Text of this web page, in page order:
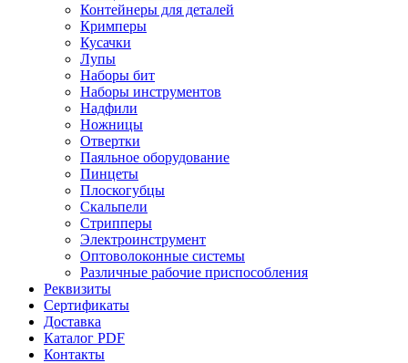
Контейнеры для деталей
Кримперы
Кусачки
Лупы
Наборы бит
Наборы инструментов
Надфили
Ножницы
Отвертки
Паяльное оборудование
Пинцеты
Плоскогубцы
Скальпели
Стрипперы
Электроинструмент
Оптоволоконные системы
Различные рабочие приспособления
Реквизиты
Сертификаты
Доставка
Каталог PDF
Контакты